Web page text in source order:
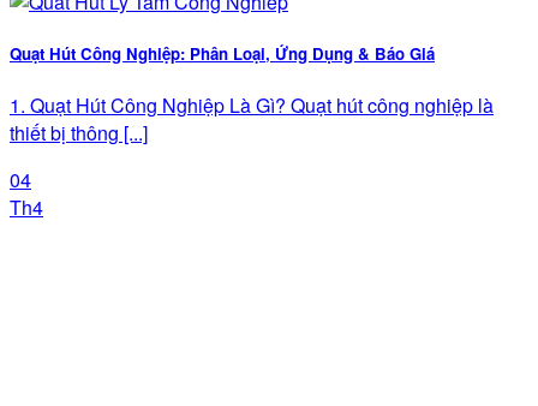
Quạt Hút Công Nghiệp: Phân Loại, Ứng Dụng & Báo Giá
1. Quạt Hút Công Nghiệp Là Gì? Quạt hút công nghiệp là
thiết bị thông [...]
04
Th4